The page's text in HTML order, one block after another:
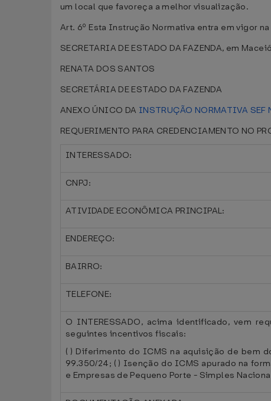
um local que favoreça a melhor visualização.
Art. 6º Esta Instrução Normativa entra em vigor
SECRETARIA DE ESTADO DA FAZENDA, em
RENATA DOS SANTOS
SECRETÁRIA DE ESTADO DA FAZENDA
ANEXO ÚNICO DA INSTRUÇÃO NORMATIVA SEF
REQUERIMENTO PARA CREDENCIAMENTO NO
INTERESSADO:
CNPJ:
ATIVIDADE ECONÔMICA PRINCIPAL:
ENDEREÇO:
BAIRRO:
TELEFONE:
O INTERESSADO, acima identificado, vem
seguintes incentivos fiscais:
( ) Diferimento do ICMS na aquisição de bem
99.350/24; ( ) Isenção do ICMS apurado na
e Empresas de Pequeno Porte - Simples